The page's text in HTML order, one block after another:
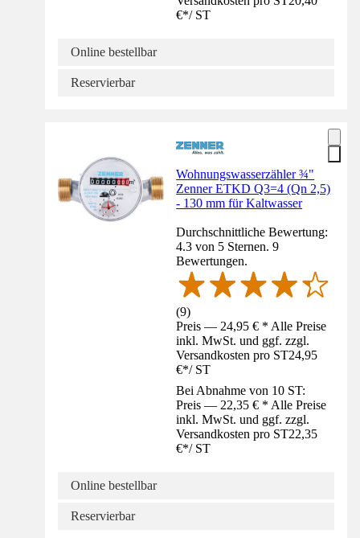
€*/ ST
Online bestellbar
Reservierbar
Wohnungswasserzähler ¾"
Zenner ETKD Q3=4 (Qn 2,5)
- 130 mm für Kaltwasser
Durchschnittliche Bewertung:
4.3 von 5 Sternen. 9
Bewertungen.
(9)
Preis — 24,95 € * Alle Preise
inkl. MwSt. und ggf. zzgl.
Versandkosten pro ST24,95
€*/ ST
Bei Abnahme von 10 ST:
Preis — 22,35 € * Alle Preise
inkl. MwSt. und ggf. zzgl.
Versandkosten pro ST22,35
€*/ ST
Online bestellbar
Reservierbar